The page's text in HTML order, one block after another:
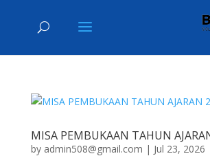
MISA PEMBUKAAN TAHUN
by admin508@gmail.com | Jul 23, 2026